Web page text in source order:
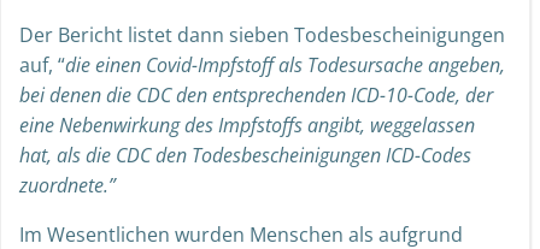
Der Bericht listet dann sieben Todesbescheinigungen
auf, “die einen Covid-Impfstoff als Todesursache angeben,
bei denen die CDC den entsprechenden ICD-10-Code, der
eine Nebenwirkung des Impfstoffs angibt, weggelassen
hat, als die CDC den Todesbescheinigungen ICD-Codes
zuordnete.”
Im Wesentlichen wurden Menschen als aufgrund